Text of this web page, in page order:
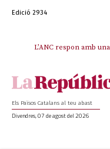
Edició 2934
L’ANC respon amb una
SOS Costa Brava es
Els Països Catalans al teu abast
Divendres, 07 de agost del 2026